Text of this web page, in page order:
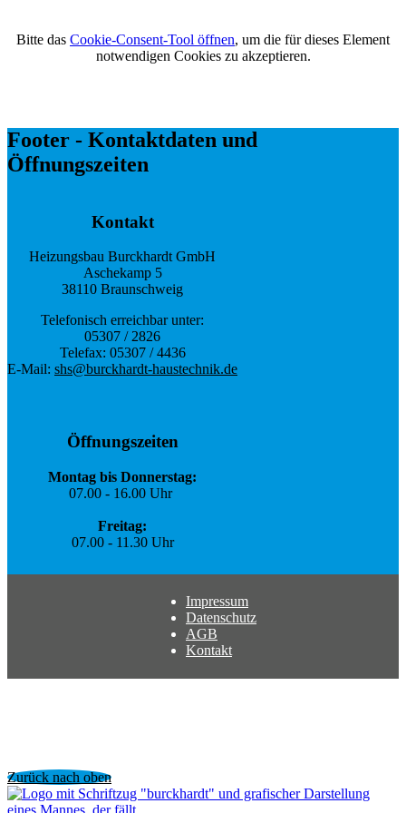
Bitte das Cookie-Consent-Tool öffnen, um die für dieses Element
notwendigen Cookies zu akzeptieren.
Footer - Kontaktdaten und
Öffnungszeiten
Kontakt
Heizungsbau Burckhardt GmbH
Aschekamp 5
38110 Braunschweig
Telefonisch erreichbar unter:
05307 / 2826
Telefax: 05307 / 4436
E-Mail: shs@burckhardt-haustechnik.de
Öffnungszeiten
Montag bis Donnerstag:
07.00 - 16.00 Uhr
Freitag:
07.00 - 11.30 Uhr
Impressum
Datenschutz
AGB
Kontakt
Zurück nach oben